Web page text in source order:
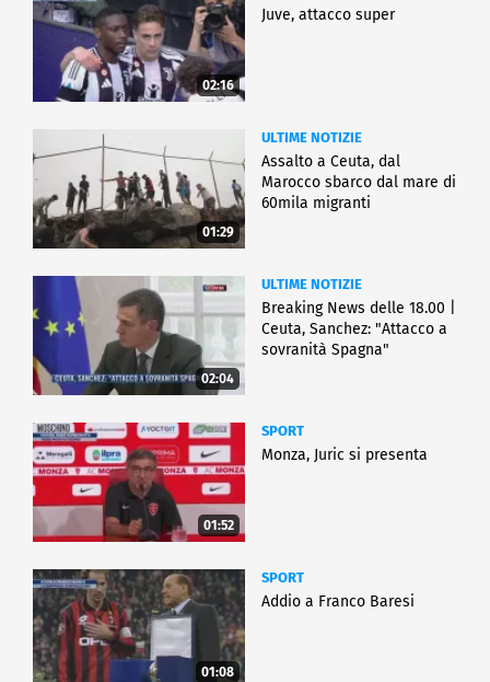
02:16
Juve, attacco super
01:29
ULTIME NOTIZIE
Assalto a Ceuta, dal
Marocco sbarco dal mare di
60mila migranti
02:04
ULTIME NOTIZIE
Breaking News delle 18.00 |
Ceuta, Sanchez: "Attacco a
sovranità Spagna"
01:52
SPORT
Monza, Juric si presenta
01:08
SPORT
Addio a Franco Baresi